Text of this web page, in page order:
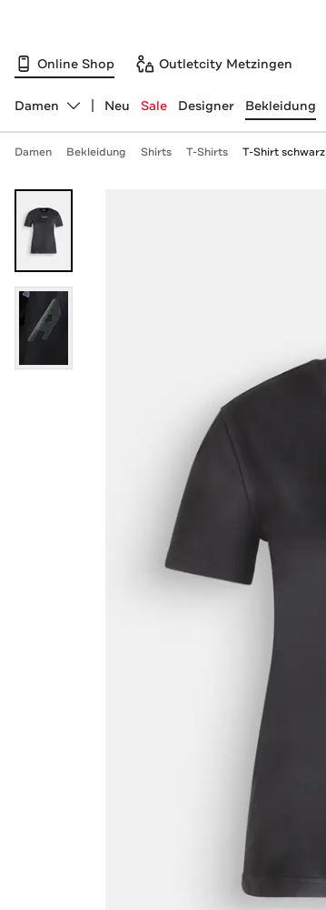
Online Shop Outletcity Metzingen
Abteilung ändern, ausgewählt:
Damen Neu Sale Designer Bekleidung
Damen Bekleidung Shirts T-Shirts T-Shirt schwarz